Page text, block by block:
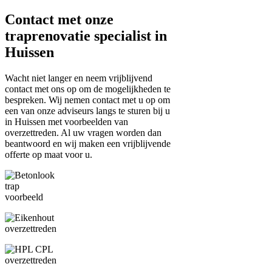
Contact met onze
traprenovatie specialist in
Huissen
Wacht niet langer en neem vrijblijvend
contact met ons op om de mogelijkheden te
bespreken. Wij nemen contact met u op om
een van onze adviseurs langs te sturen bij u
in Huissen met voorbeelden van
overzettreden. Al uw vragen worden dan
beantwoord en wij maken een vrijblijvende
offerte op maat voor u.